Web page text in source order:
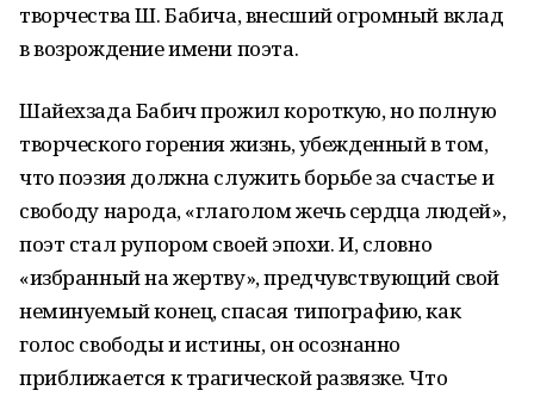
творчества Ш. Бабича, внесший огромный вклад
в возрождение имени поэта.
Шайехзада Бабич прожил короткую, но полную
творческого горения жизнь, убежденный в том,
что поэзия должна служить борьбе за счастье и
свободу народа, «глаголом жечь сердца людей»,
поэт стал рупором своей эпохи. И, словно
«избранный на жертву», предчувствующий свой
неминуемый конец, спасая типографию, как
голос свободы и истины, он осознанно
приближается к трагической развязке. Что